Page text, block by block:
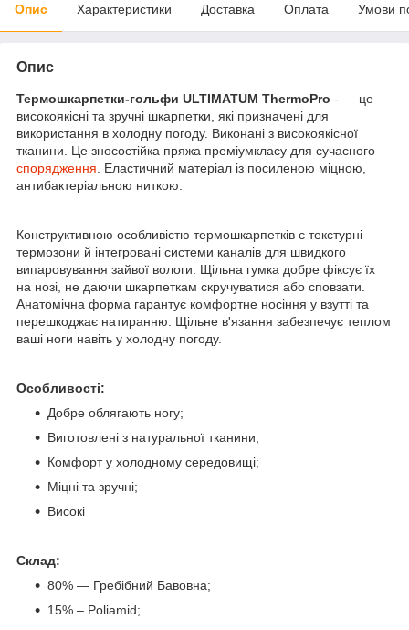
Опис Характеристики Доставка Оплата Умови
Опис
Термошкарпетки-гольфи ULTIMATUM ThermoPro - — це
високоякісні та зручні шкарпетки, які призначені для
використання в холодну погоду. Виконані з високоякісної
тканини. Це зносостійка пряжа преміумкласу для сучасного
спорядження . Еластичний матеріал із посиленою міцною,
антибактеріальною ниткою.
Конструктивною особливістю термошкарпетків є текстурні
термозони й інтегровані системи каналів для швидкого
випаровування зайвої вологи. Щільна гумка добре фіксує їх
на нозі, не даючи шкарпеткам скручуватися або сповзати.
Анатомічна форма гарантує комфортне носіння у взутті та
перешкоджає натиранню. Щільне в'язання забезпечує теплом
ваші ноги навіть у холодну погоду.
Особливості:
Добре облягають ногу;
Виготовлені з натуральної тканини;
Комфорт у холодному середовищі;
Міцні та зручні;
Високі
Склад:
80% — Гребібний Бавовна;
15% – Poliamid;